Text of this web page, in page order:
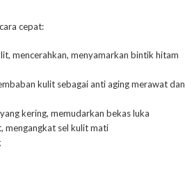
cepat:
mencerahkan, menyamarkan bintik hitam
kulit sebagai anti aging merawat dan
kering, memudarkan bekas luka
mengangkat sel kulit mati